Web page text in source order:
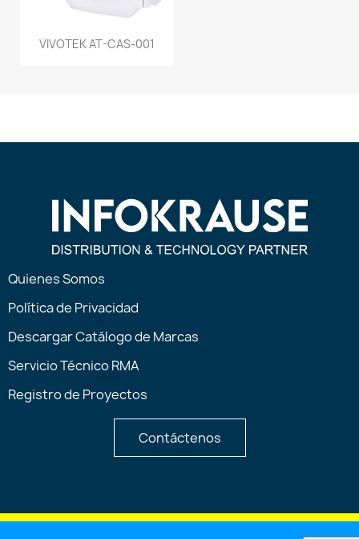
VIVOTEK AT-CAS-001
Quienes Somos
Política de Privacidad
Descargar Catálogo de Marcas
Servicio Técnico RMA
Registro de Proyectos
Contáctenos